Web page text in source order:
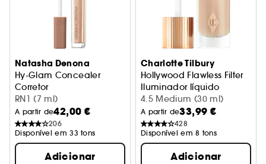
Natasha Denona
Hy-Glam Concealer
Corretor
RN1 (7 ml)
A partir de42,00 €
206
Disponível em 33 tons
Adicionar
Charlotte Tilbury
Hollywood Flawless Filter
Iluminador líquido
4.5 Medium (30 ml)
A partir de33,99 €
428
Disponível em 8 tons
Adicionar